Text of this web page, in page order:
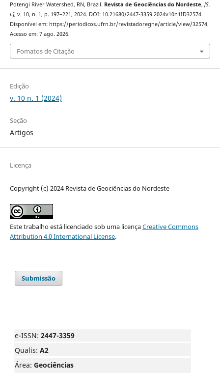
Potengi River Watershed, RN, Brazil. Revista de Geociências do Nordeste, [S.
l.], v. 10, n. 1, p. 197–221, 2024. DOI: 10.21680/2447-3359.2024v10n1ID32574.
Disponível em: https://periodicos.ufrn.br/revistadoregne/article/view/32574.
Acesso em: 7 ago. 2026.
Fomatos de Citação
Edição
v. 10 n. 1 (2024)
Seção
Artigos
Licença
Copyright (c) 2024 Revista de Geociências do Nordeste
Este trabalho está licenciado sob uma licençaCreative Commons
Attribution 4.0 International License.
Submissão
e-ISSN: 2447-3359
Qualis: A2
Área: Geociências